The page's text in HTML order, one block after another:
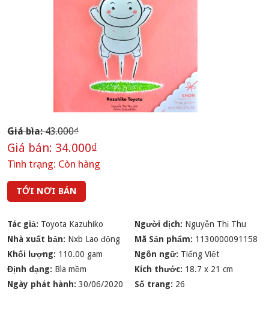
Giá bìa:43.000₫
Giá bán: 34.000₫
Tình trạng: Còn hàng
TỚI NƠI BÁN
Tác giả: Toyota Kazuhiko Người dịch: Nguyễn Thị Thu
Nhà xuất bản: Nxb Lao động Mã Sản phẩm: 1130000091158
Khối lượng: 110.00 gam Ngôn ngữ: Tiếng Việt
Định dạng: Bìa mềm Kích thước: 18.7 x 21 cm
Ngày phát hành:30/06/2020 Số trang: 26